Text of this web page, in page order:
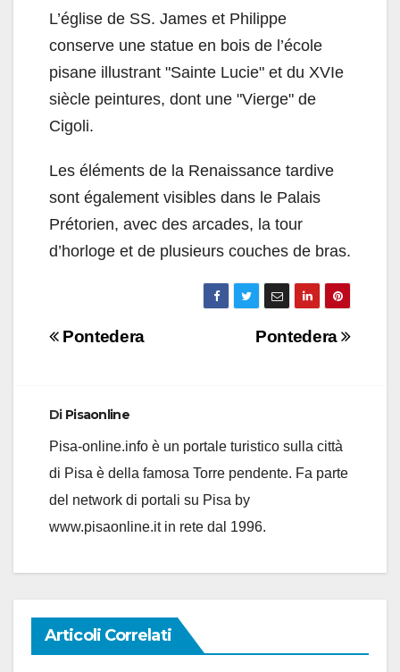
L’église de SS. James et Philippe
conserve une statue en bois de l’école
pisane illustrant "Sainte Lucie" et du XVIe
siècle peintures, dont une "Vierge" de
Cigoli.
Les éléments de la Renaissance tardive
sont également visibles dans le Palais
Prétorien, avec des arcades, la tour
d’horloge et de plusieurs couches de bras.
Navigazione
Pontedera
Pontedera
Di Pisaonline
Pisa-online.info è un portale turistico sulla città
di Pisa è della famosa Torre pendente. Fa parte
del network di portali su Pisa by
www.pisaonline.it in rete dal 1996.
Articoli Correlati